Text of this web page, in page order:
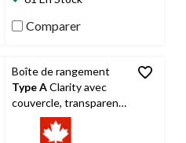
Comparer
Boîte de rangement
Type AClarity avec
couvercle, transparent,